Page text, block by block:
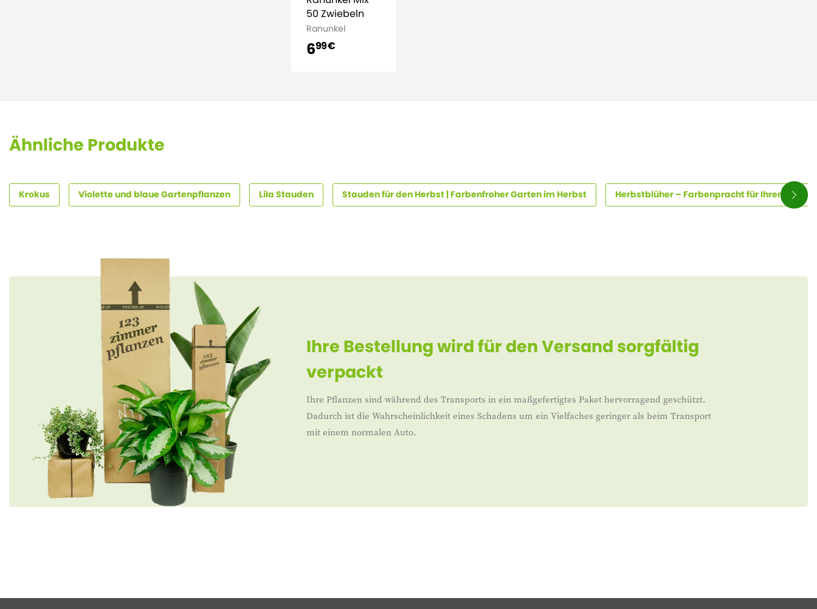
50 Zwiebeln
Ranunkel
699 €
Ähnliche Produkte
Krokus Violette und blaue Gartenpflanzen Lila Stauden Stauden für den Herbst | Farbenfroher Garten im Herbst Herbstblüher – Farbenpracht für Ihren
Ihre Bestellung wird für den Versand sorgfältig
verpackt
Ihre Pflanzen sind während des Transports in ein maßgefertigtes Paket hervorragend geschützt.
Dadurch ist die Wahrscheinlichkeit eines Schadens um ein Vielfaches geringer als beim Transport
mit einem normalen Auto.